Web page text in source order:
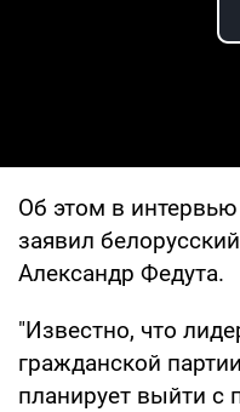
Об этом в интервью
заявил
Александр Федута.
"Известно, что
гражданской
планирует выйти с